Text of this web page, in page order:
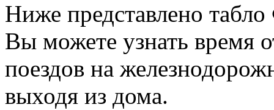
Ниже представлено
Вы можете узнать время
поездов на
выходя из дома.